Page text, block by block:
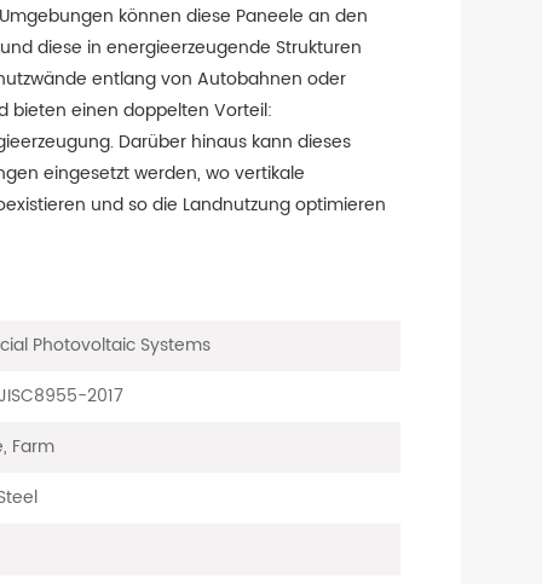
können diese Paneele an den
diese in energieerzeugende Strukturen
entlang von Autobahnen oder
bieten einen doppelten Vorteil:
Darüber hinaus kann dieses
eingesetzt werden, wo vertikale
und so die Landnutzung optimieren
Photovoltaic Systems
2017
Farm